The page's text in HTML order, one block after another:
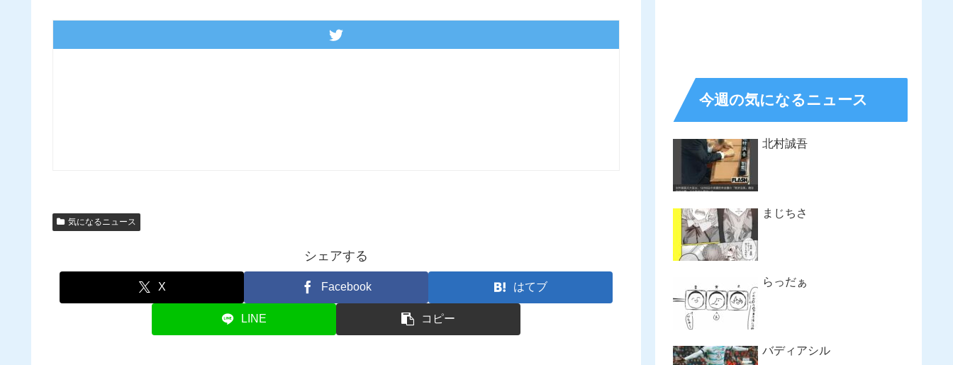
気になるニュース
シェアする
X Facebook はてブ
LINE コピー
今週の気になるニュース
北村誠吾
まじちさ
らっだぁ
バディアシル